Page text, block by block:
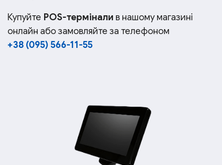
Купуйте POS-термінали в нашому магазині
онлайн або замовляйте за телефоном
+38 (095) 566-11-55